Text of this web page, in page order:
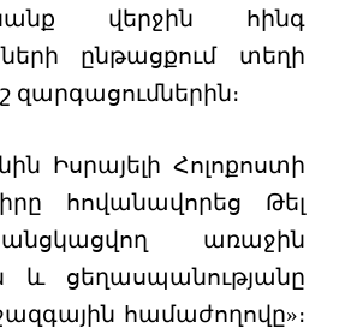
վերջին հինգ
ընթացքում տեղի
զարգացումներին։
Իսրայելի Հոլոքոստի
հովանավորեց Թել
առաջին
և ցեղասպանությանը
համաժողովը»։